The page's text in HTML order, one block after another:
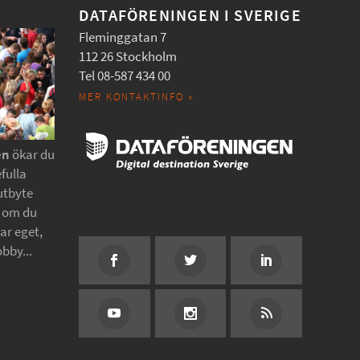
ökar du
du
eget,
DATAFÖRENINGEN I SVERIGE
Fleminggatan 7
112 26 Stockholm
Tel 08-587 434 00
MER KONTAKTINFO »